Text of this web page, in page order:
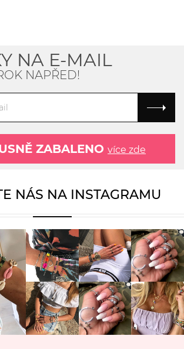
NA E-MAIL
NAPŘED!
ZABALENO více zde
NÁS NA INSTAGRAMU